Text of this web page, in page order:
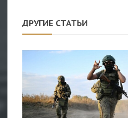
ДРУГИЕ СТАТЬИ